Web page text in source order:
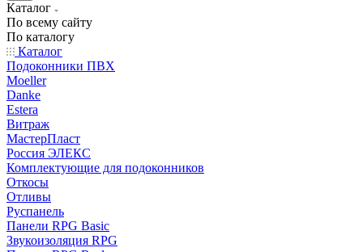
Каталог
По всему сайту
По каталогу
Каталог
Подоконники ПВХ
Moeller
Danke
Estera
Витраж
МастерПласт
Россия ЭЛЕКС
Комплектующие для подоконников
Откосы
Отливы
Руспанель
Панели RPG Basic
Звукоизоляция RPG